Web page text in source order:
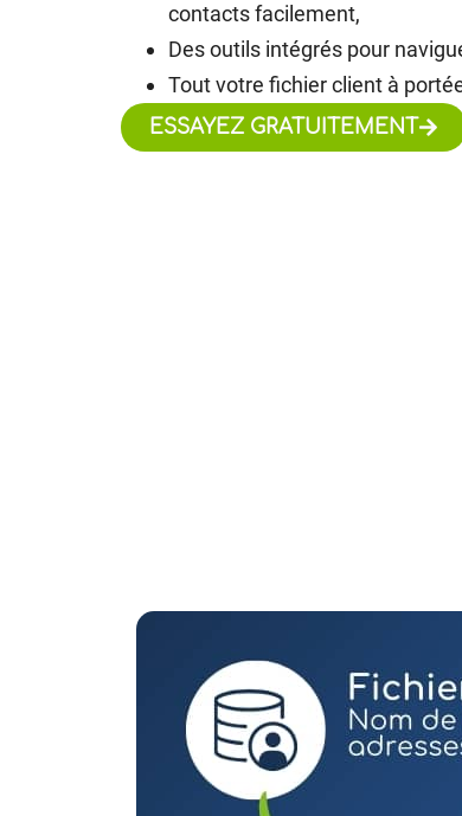
contacts facilement,
Des outils intégrés pour
Tout votre fichier client à
ESSAYEZ GRATUITEMENT